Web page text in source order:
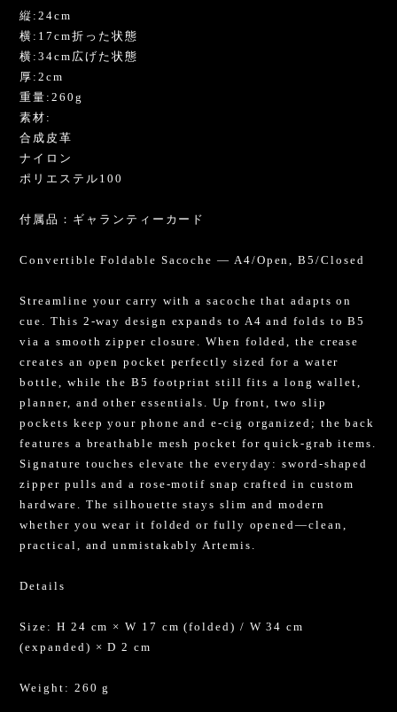
縦:24cm
横:17cm折った状態
横:34cm広げた状態
厚:2cm
重量:260g
素材:
合成皮革
ナイロン
ポリエステル100
付属品：ギャランティーカード
Convertible Foldable Sacoche — A4/Open, B5/Closed
Streamline your carry with a sacoche that adapts on
cue. This 2-way design expands to A4 and folds to B5
via a smooth zipper closure. When folded, the crease
creates an open pocket perfectly sized for a water
bottle, while the B5 footprint still fits a long wallet,
planner, and other essentials. Up front, two slip
pockets keep your phone and e-cig organized; the back
features a breathable mesh pocket for quick-grab items.
Signature touches elevate the everyday: sword-shaped
zipper pulls and a rose-motif snap crafted in custom
hardware. The silhouette stays slim and modern
whether you wear it folded or fully opened—clean,
practical, and unmistakably Artemis.
Details
Size: H 24 cm × W 17 cm (folded) / W 34 cm
(expanded) × D 2 cm
Weight: 260 g